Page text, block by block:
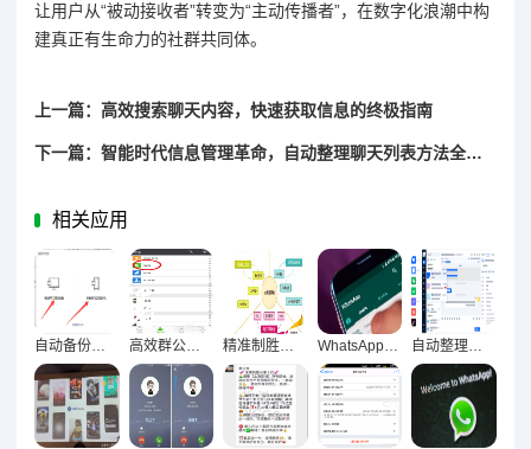
让用户从“被动接收者”转变为“主动传播者”，在数字化浪潮中构
建真正有生命力的社群共同体。
上一篇：高效搜索聊天内容，快速获取信息的终极指南
下一篇：智能时代信息管理革命，自动整理聊天列表方法全解析
相关应用
高效群公告设置，精准触达每位成员的提醒策略 WhatsApp多设备同步终极指南，聊天无缝衔接技巧全解析